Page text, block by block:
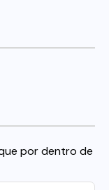
por dentro de